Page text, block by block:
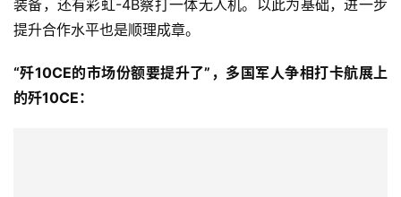
装备，还有彩虹-4B察打一体无人机。以此为基础，进一步
提升合作水平也是顺理成章。
“歼10CE的市场份额要提升了”，多国军人争相打卡航展上
的歼10CE：